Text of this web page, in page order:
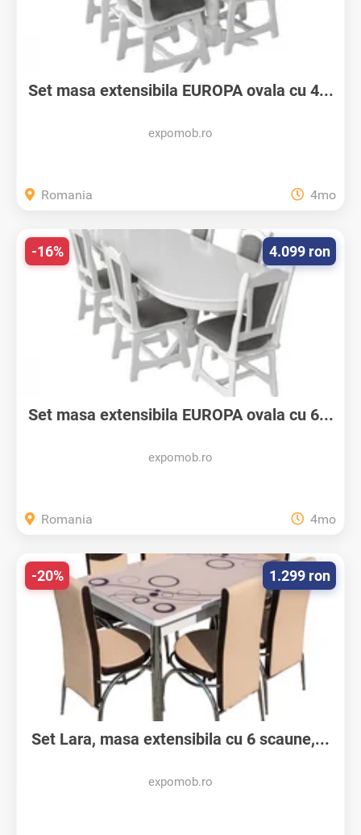
Set masa extensibila EUROPA ovala cu 4...
expomob.ro
Romania 4mo
Set masa extensibila EUROPA ovala cu 6...
expomob.ro
4.099 ron
-16%
Romania 4mo
Set Lara, masa extensibila cu 6 scaune,...
expomob.ro
1.299 ron
-20%